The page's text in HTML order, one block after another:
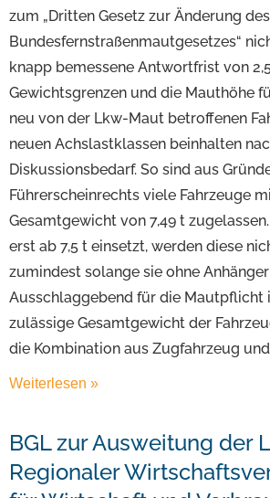
zum „Dritten Gesetz zur Änderung des
Bundesfernstraßenmautgesetzes“
knapp bemessene Antwortfrist von
Gewichtsgrenzen und die Mauthöhe
neu von der Lkw-Maut betroffenen
neuen Achslastklassen beinhalten
Diskussionsbedarf. So sind aus
Führerscheinrechts viele Fahrzeuge
Gesamtgewicht von 7,49 t
erst ab 7,5 t einsetzt, werden diese
zumindest solange sie ohne
Ausschlaggebend für die Mautpflicht
zulässige Gesamtgewicht der
die Kombination aus Zugfahrzeug
Weiterlesen »
BGL zur Ausweitung der
Regionaler